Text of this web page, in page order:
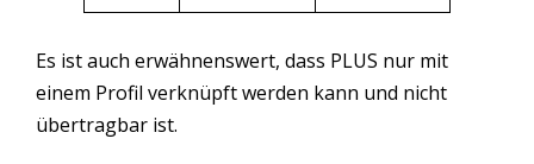
Es ist auch erwähnenswert, dass PLUS nur mit
einem Profil verknüpft werden kann und nicht
übertragbar ist.